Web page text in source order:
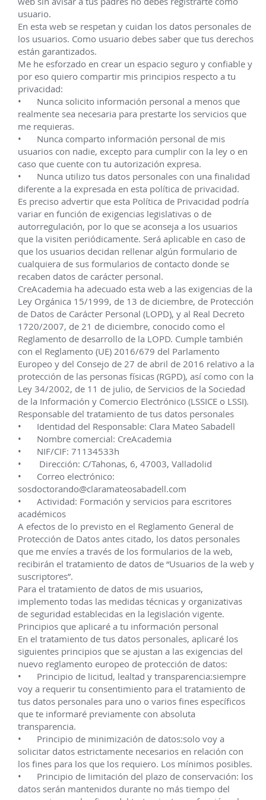
Catálogo
Versión online
tesis doctoral:
El cambio de estilo en los villancicos de
José Martínez de Arce (ca.1663-1721).
IR A VISTA COMPLETA
Más información
Aun no hay blogs publicados.
Guardar
Uso de cookies